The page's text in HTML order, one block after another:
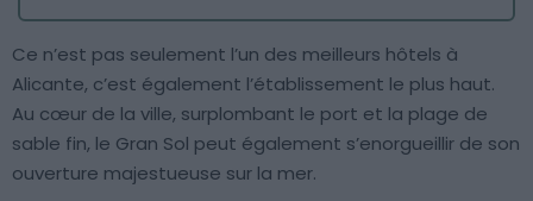
Ce n’est pas seulement l’un des meilleurs hôtels à
Alicante, c’est également l’établissement le plus haut.
Au cœur de la ville, surplombant le port et la plage de
sable fin, le Gran Sol peut également s’enorgueillir de son
ouverture majestueuse sur la mer.